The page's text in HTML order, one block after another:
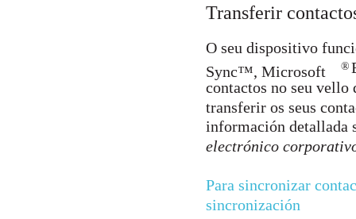
Transferir
O seu dispositivo
Sync™, Microsoft
®
contactos no seu vello
transferir os seus
información detallada
electrónico
Para sincronizar
sincronización